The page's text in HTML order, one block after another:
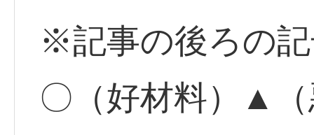
※記事の後ろの
〇（好材料）▲